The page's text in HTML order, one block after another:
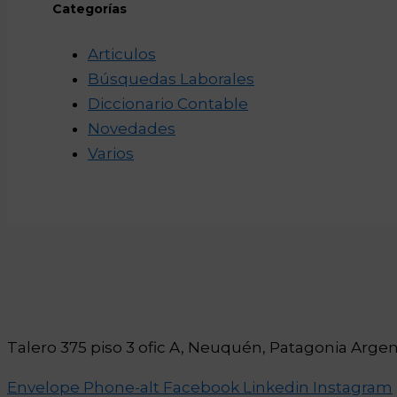
Categorías
Articulos
Búsquedas Laborales
Diccionario Contable
Novedades
Varios
Talero 375 piso 3 ofic A, Neuquén, Patagonia
Envelope Phone-alt Facebook Linkedin Instagram